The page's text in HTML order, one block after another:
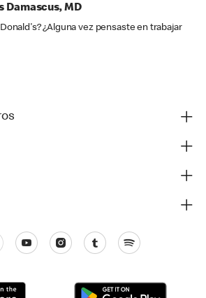
Damascus, MD
¿Alguna vez pensaste en trabajar